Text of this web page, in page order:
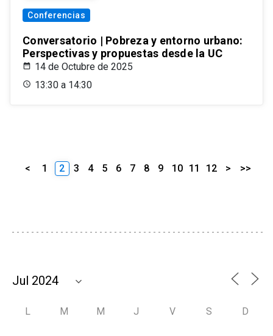
Conferencias
Conversatorio | Pobreza y entorno urbano:
Perspectivas y propuestas desde la UC
14 de Octubre de 2025
13:30 a 14:30
< 1 2 3 4 5 6 7 8 9 10 11 12 > >>
L M M J V S D